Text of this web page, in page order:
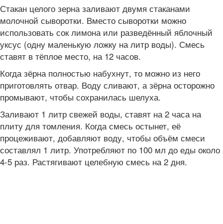
Стакан целого зерна заливают двумя стаканами
молочной сыворотки. Вместо сыворотки можно
использовать сок лимона или разведённый яблочный
уксус (одну маленькую ложку на литр воды). Смесь
ставят в тёплое место, на 12 часов.
Когда зёрна полностью набухнут, то можно из него
приготовлять отвар. Воду сливают, а зёрна осторожно
промывают, чтобы сохранилась шелуха.
Заливают 1 литр свежей воды, ставят на 2 часа на
плиту для томления. Когда смесь остынет, её
процеживают, добавляют воду, чтобы объём смеси
составлял 1 литр. Употребляют по 100 мл до еды около
4-5 раз. Растягивают целебную смесь на 2 дня.